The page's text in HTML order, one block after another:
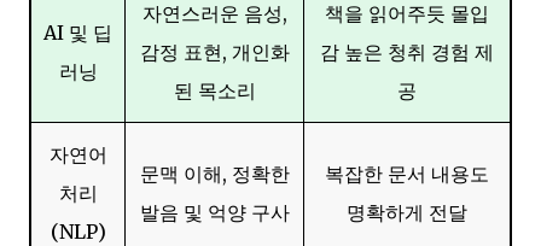
AI 및 딥
러닝
자연스러운 음성,
감정 표현, 개인화
된 목소리
책을 읽어주듯 몰입
감 높은 청취 경험 제
공
자연어
처리
(NLP)
문맥 이해, 정확한
발음 및 억양 구사
복잡한 문서 내용도
명확하게 전달